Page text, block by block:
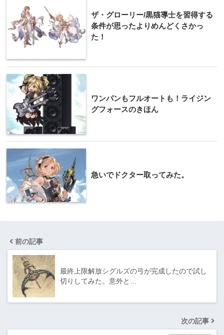
ザ・グローリー/黒猫導士を習得する
条件が思ったよりめんどくさかっ
た！
ワンパンもフルオートも！ライジン
グフォースのきほん
急いでドクター取ってみた。
前の記事
最終上限解放シグルズの弓が完成したので試し
切りしてみた。意外と…
次の記事